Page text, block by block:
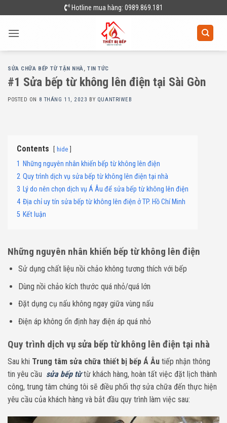
to
content
Hotline mua hàng: 0989.869.181
SỬA CHỮA BẾP TỪ TẬN NHÀ,TIN TỨC
#1 Sửa bếp từ không lên điện tại Sài Gòn
POSTED ON 8 THÁNG 11, 2023 BY QUANTRIWEB
Contents hide
1 Những nguyên nhân khiến bếp từ không lên điện
2 Quy trình dịch vụ sửa bếp từ không lên điện tại nhà
3 Lý do nên chọn dịch vụ Á Âu để sửa bếp từ không lên điện
4 Địa chỉ uy tín sửa bếp từ không lên điện ở TP. Hồ Chí Minh
5 Kết luận
Những nguyên nhân khiến bếp từ không lên điện
Sử dụng chất liệu nồi chảo không tương thích với bếp
Dùng nồi chảo kích thước quá nhỏ/quá lớn
Đặt dụng cụ nấu không ngay giữa vùng nấu
Điện áp không ổn định hay điện áp quá nhỏ
Quy trình dịch vụ sửa bếp từ không lên điện tại nhà
Sau khi Trung tâm sửa chữa thiết bị bếp Á Âu tiếp nhận thông
tin yêu cầu sửa bếp từ từ khách hàng, hoàn tất việc đặt lịch thành
công, trung tâm chúng tôi sẽ điều phối thợ sửa chữa đến thực hiện
yêu cầu của khách hàng và bắt đầu quy trình làm việc sau: